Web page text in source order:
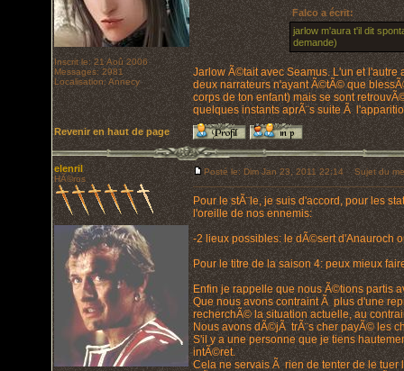
Inscrit le: 21 Aoû 2006
Messages: 2981
Localisation: Annecy
Falco a écrit:
jarlow m'aura t'il dit
demande)
Jarlow Ã©tait avec Seamus. L'un et l'autre
deux narrateurs n'ayant Ã©tÃ© que
corps de ton enfant) mais se sont
quelques instants aprÃ¨s suite Ã
Revenir en haut de page
elenril
HÃ©ros
Posté le: Dim Jan 23, 2011 22:14 Sujet du
Pour le stÃ¨le, je suis d'accord, pour les
l'oreille de nos ennemis:
-2 lieux possibles: le dÃ©sert d'Anauroch
Pour le titre de la saison 4: peux mieux
Enfin je rappelle que nous Ã©tions partis
Que nous avons contraint Ã plus d'une
recherchÃ© la situation actuelle, au
Nous avons dÃ©jÃ trÃ¨s cher payÃ© les
S'il y a une personne que je tiens
intÃ©ret.
Cela ne servais Ã rien de tenter de le